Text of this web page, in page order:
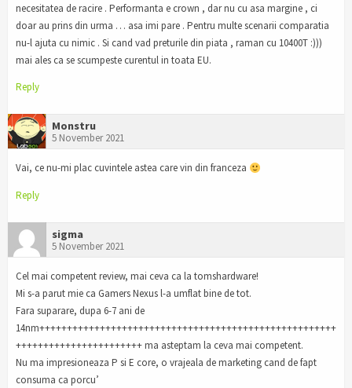
necesitatea de racire . Performanta e crown , dar nu cu asa margine , ci
doar au prins din urma … asa imi pare . Pentru multe scenarii comparatia
nu-l ajuta cu nimic . Si cand vad preturile din piata , raman cu 10400T :)))
mai ales ca se scumpeste curentul in toata EU.
Reply
Monstru
5 November 2021
Vai, ce nu-mi plac cuvintele astea care vin din franceza
Reply
sigma
5 November 2021
Cel mai competent review, mai ceva ca la tomshardware!
Mi s-a parut mie ca Gamers Nexus l-a umflat bine de tot.
Fara suparare, dupa 6-7 ani de
14nm++++++++++++++++++++++++++++++++++++++++++++++++++++++
+++++++++++++++++++++++ ma asteptam la ceva mai competent.
Nu ma impresioneaza P si E core, o vrajeala de marketing cand de fapt
consuma ca porcu’